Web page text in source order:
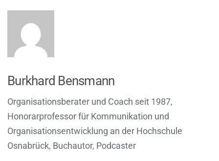
Burkhard Bensmann
Organisationsberater und Coach seit 1987,
Honorarprofessor für Kommunikation und
Organisationsentwicklung an der Hochschule
Osnabrück, Buchautor, Podcaster